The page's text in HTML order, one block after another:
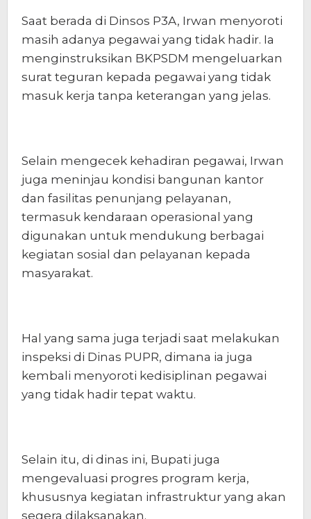
Saat berada di Dinsos P3A, Irwan menyoroti
masih adanya pegawai yang tidak hadir. Ia
menginstruksikan BKPSDM mengeluarkan
surat teguran kepada pegawai yang tidak
masuk kerja tanpa keterangan yang jelas.
Selain mengecek kehadiran pegawai, Irwan
juga meninjau kondisi bangunan kantor
dan fasilitas penunjang pelayanan,
termasuk kendaraan operasional yang
digunakan untuk mendukung berbagai
kegiatan sosial dan pelayanan kepada
masyarakat.
Hal yang sama juga terjadi saat melakukan
inspeksi di Dinas PUPR, dimana ia juga
kembali menyoroti kedisiplinan pegawai
yang tidak hadir tepat waktu.
Selain itu, di dinas ini, Bupati juga
mengevaluasi progres program kerja,
khususnya kegiatan infrastruktur yang akan
segera dilaksanakan.